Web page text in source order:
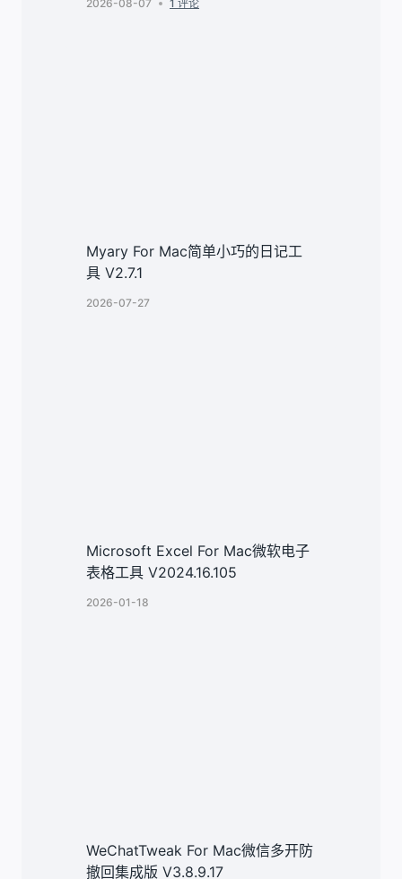
2026-08-07 1 评论
Myary For Mac简单小巧的日记工
具 V2.7.1
2026-07-27
Microsoft Excel For Mac微软电子
表格工具 V2024.16.105
2026-01-18
WeChatTweak For Mac微信多开防
撤回集成版 V3.8.9.17